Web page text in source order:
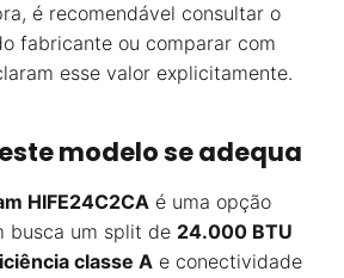
é recomendável consultar o
fabricante ou comparar com
esse valor explicitamente.
modelo se adequa
HIFE24C2CA é uma opção
busca um split de 24.000 BTU
classe A e conectividade